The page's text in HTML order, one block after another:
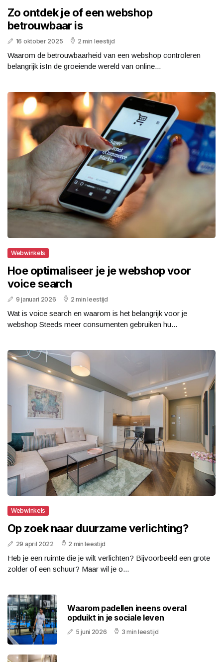
Zo ontdek je of een webshop
betrouwbaar is
16 oktober 2025 2 min leestijd
Waarom de betrouwbaarheid van een webshop controleren
belangrijk isIn de groeiende wereld van online...
Webwinkels
Hoe optimaliseer je je webshop voor
voice search
9 januari 2026 2 min leestijd
Wat is voice search en waarom is het belangrijk voor je
webshop Steeds meer consumenten gebruiken hu...
Webwinkels
Op zoek naar duurzame verlichting?
29 april 2022 2 min leestijd
Heb je een ruimte die je wilt verlichten? Bijvoorbeeld een grote
zolder of een schuur? Maar wil je o...
Waarom padellen ineens overal
opduikt in je sociale leven
5 juni 2026 3 min leestijd